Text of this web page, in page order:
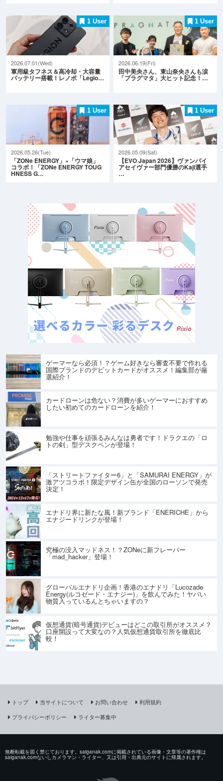
1 User
2026.07.01(Wed)
軍用級タフネス＆高冷却・大容量
バッテリー搭載！レノボ「Legio…
1 User
2026.06.19(Fri)
田中美央さん、東山奈央さんも涙
「プラグマタ」大ヒット記念！…
1 User
2026.05.26(Tue)
「ZONe ENERGY」×「ウマ娘」
コラボ！「ZONe ENERGY TOUG
HNESS G…
1 User
2026.05.09(Sat)
【EVO Japan 2026】ヴァンパイ
アセイヴァー部門優勝のKaji選手
…
ゲーマーなら必須！？ゲーム好きなら審査不要で作れる
国際ブランドのデビットカードがオススメ！編集部が厳
選紹介！
カードローンは危ない？消費が多いゲーマーにおすすめ
したい初めてのカードローンを紹介！
勉強や仕事を頑張るみんなは勇者です！ドラクエの「ロ
トの剣」型デスクペンが登場！
「ストリートファイター6」と「SAMURAI ENERGY」が
激アツコラボ！限定デザイン缶が全国のローソンで発売
決定！
エナドリ界に新たな風！新ブランド「ENERICHE」から
エナジードリンクが登場！
究極の没入マッドネス！？ZONeに新フレーバー
「mad_hacker」登場！
グローバルエナドリ企画！香港のエナドリ「Lucozade
Energy(ルコゼード・エナジー)」を飲んでみた！ヤバい
物質入っているんとちゃいますの？
仮想通貨(暗号通貨)デビューはどこの取引所がオススメ？
口座開設って大変なの？人気仮想通貨取引所を徹底比
較！
トップ 当サイトについて お問い合わせ
利用規約
プライバシーポリシー
ライター募集中
無断転載を固く禁じております。saiganak.comに掲載されている画像・文章等の著作権は
saiganak.comないしカメラマン・ライター、又は引用・出典元のサイトに帰属されます。